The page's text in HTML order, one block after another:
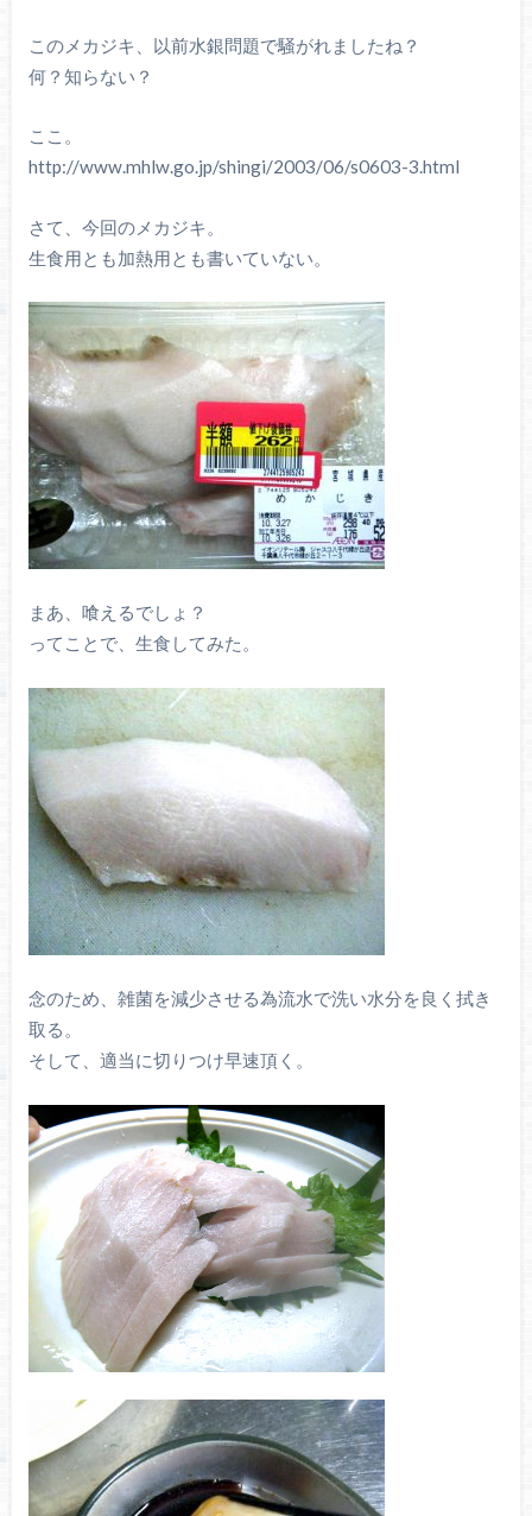
このメカジキ、以前水銀問題で騒がれましたね？
何？知らない？
ここ。
http://www.mhlw.go.jp/shingi/2003/06/s0603-3.html
さて、今回のメカジキ。
生食用とも加熱用とも書いていない。
まあ、喰えるでしょ？
ってことで、生食してみた。
念のため、雑菌を減少させる為流水で洗い水分を良く拭き
取る。
そして、適当に切りつけ早速頂く。